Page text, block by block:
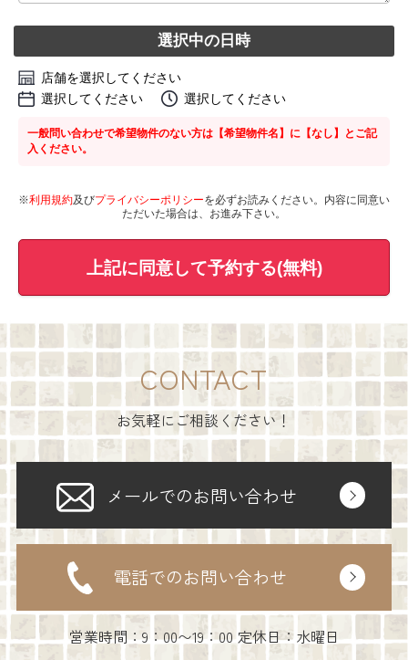
選択中の日時
店舗を選択してください
選択してください
選択してください
一般問い合わせで希望物件のない方は【希望物件名】に【なし】とご記
入ください。
※利用規約及びプライバシーポリシーを必ずお読みください。内容に同意い
ただいた場合は、お進み下さい。
上記に同意して予約する(無料)
CONTACT
お気軽にご相談ください！
メールでのお問い合わせ
電話でのお問い合わせ
営業時間：9：00〜19：00 定休日：水曜日